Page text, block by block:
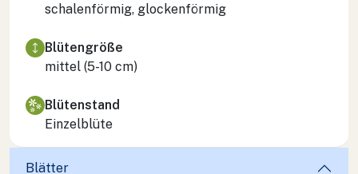
schalenförmig, glockenförmig
Blütengröße
mittel (5-10 cm)
Blütenstand
Einzelblüte
Blätter